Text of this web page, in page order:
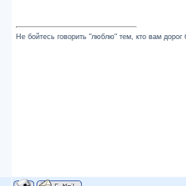
Не бойтесь говорить "люблю" тем, кто вам дорог